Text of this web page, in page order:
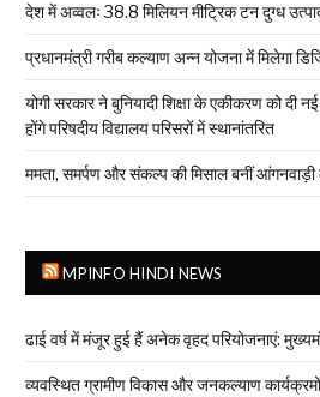
देश में अव्वलः 38.8 मिलियन मीट्रिक टन दुग्ध
प्रधानमंत्री गरीब कल्याण अन्न योजना में मिलेगा
योगी सरकार ने बुनियादी शिक्षा के एकीकरण को दी
होंगे परिषदीय विद्यालय परिसरों में स्थानांतरित
ममता, समर्पण और संकल्प की मिसाल बनीं आंगनवाड़ी
MPINFO HINDI NEWS
ढाई वर्ष में मंजूर हुई हैं अनेक वृहद परियोजनाएं:
व्यवस्थित ग्रामीण विकास और जनकल्याण